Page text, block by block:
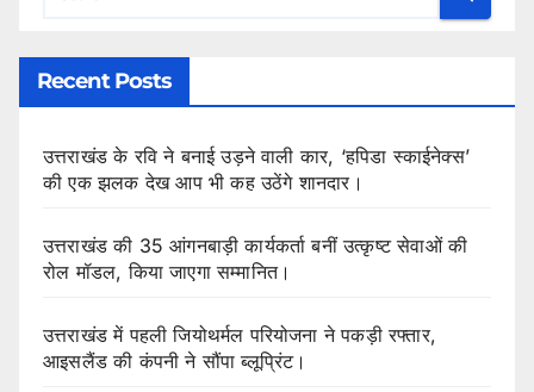
Recent Posts
उत्तराखंड के रवि ने बनाई उड़ने वाली कार, ‘हपिडा स्काईनेक्स’
की एक झलक देख आप भी कह उठेंगे शानदार।
उत्तराखंड की 35 आंगनबाड़ी कार्यकर्ता बनीं उत्कृष्ट सेवाओं की
रोल मॉडल, किया जाएगा सम्मानित।
उत्तराखंड में पहली जियोथर्मल परियोजना ने पकड़ी रफ्तार,
आइसलैंड की कंपनी ने सौंपा ब्लूप्रिंट।